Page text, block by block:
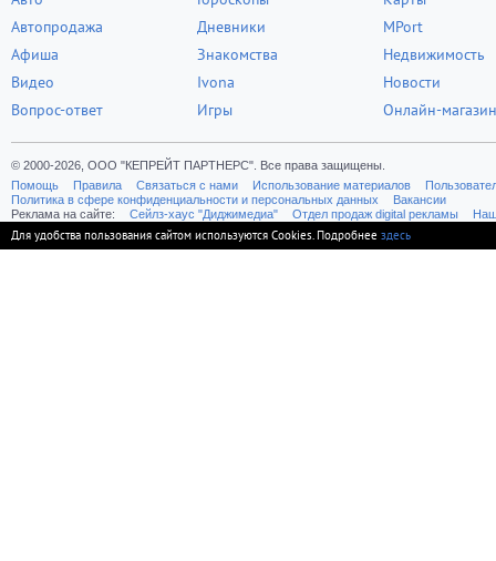
Автопродажа
Афиша
Видео
Вопрос-ответ
Дневники
Знакомства
Ivona
Игры
MPort
Недвижимость
Новости
Онлайн-магазин
© 2000-2026, ООО "КЕПРЕЙТ ПАРТНЕРС". Все права защищены.
Помощь
Правила Связаться с нами Использование материалов
Политика в сфере конфиденциальности и персональных данных
Вакансии
Реклама на сайте:
Cейлз-хаус "Диджимедиа" Отдел продаж digital рекламы
Для удобства пользования сайтом используются Cookies. Подробнее здесь